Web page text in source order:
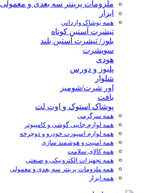
ملزومات پرینتر سه بعدی و معمولی
ابزار
همه پوشاک وارداتی
تیشرت آستین کوتاه
بلوز/ تیشرت آستین بلند
سویشرت
هودی
پلیور و دورس
شلوار
اور شرت/شومیز
بافت
پوشاک استوک و اوت لت
همه سرگرمی
همه لوازم جانبی گوشی و کامپیوتر
همه لوازم اسپورت خودرو و دوچرخه
همه امنیت و هوشمند سازی
همه کالای سلامت
همه تجهیزات الکترونیکی و صنعتی
همه ملزومات پرینتر سه بعدی و معمولی
همه ابزار